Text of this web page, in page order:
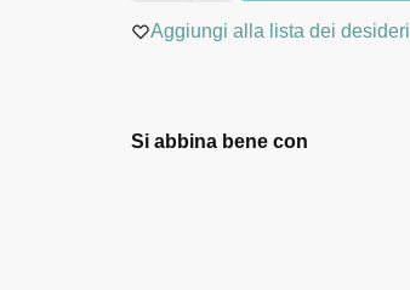
Aggiungi alla lista dei desideri
Si abbina bene con